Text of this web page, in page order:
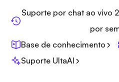
Suporte por chat ao vivo
por
Base de conhecimento
Suporte UltaAI